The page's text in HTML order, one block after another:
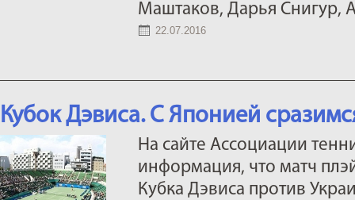
Маштаков, Дарья Снигур,
22.07.2016
Кубок Дэвиса. С Японией
На сайте Ассоциации
информация, что матч
Кубка Дэвиса против